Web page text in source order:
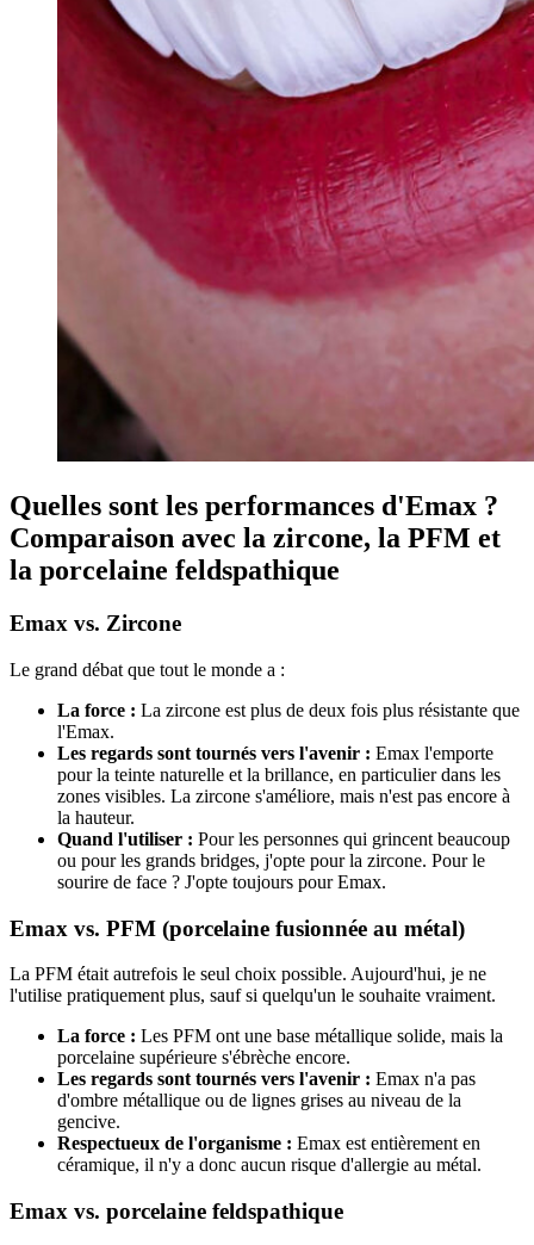
Quelles sont les performances d'Emax ?
Comparaison avec la zircone, la PFM et
la porcelaine feldspathique
Emax vs. Zircone
Le grand débat que tout le monde a :
La force : La zircone est plus de deux fois plus résistante que
l'Emax.
Les regards sont tournés vers l'avenir : Emax l'emporte
pour la teinte naturelle et la brillance, en particulier dans les
zones visibles. La zircone s'améliore, mais n'est pas encore à
la hauteur.
Quand l'utiliser : Pour les personnes qui grincent beaucoup
ou pour les grands bridges, j'opte pour la zircone. Pour le
sourire de face ? J'opte toujours pour Emax.
Emax vs. PFM (porcelaine fusionnée au métal)
La PFM était autrefois le seul choix possible. Aujourd'hui, je ne
l'utilise pratiquement plus, sauf si quelqu'un le souhaite vraiment.
La force : Les PFM ont une base métallique solide, mais la
porcelaine supérieure s'ébrèche encore.
Les regards sont tournés vers l'avenir : Emax n'a pas
d'ombre métallique ou de lignes grises au niveau de la
gencive.
Respectueux de l'organisme : Emax est entièrement en
céramique, il n'y a donc aucun risque d'allergie au métal.
Emax vs. porcelaine feldspathique